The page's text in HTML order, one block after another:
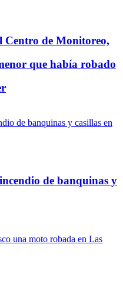
Centro de Monitoreo,
que había robado
de banquinas y